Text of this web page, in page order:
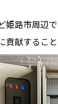
姫路市周辺
貢献するこ